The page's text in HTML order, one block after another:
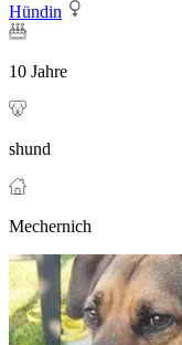
Hündin
10 Jahre
shund
Mechernich